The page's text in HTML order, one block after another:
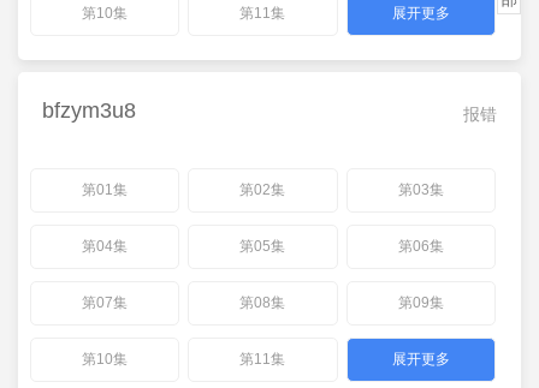
第10集 第11集 展开更多
报错
bfzym3u8
第01集 第02集 第03集
第04集 第05集 第06集
第07集 第08集 第09集
第10集 第11集 展开更多